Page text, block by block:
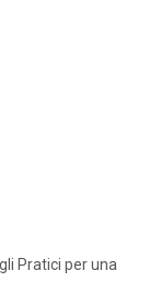
Pratici per una